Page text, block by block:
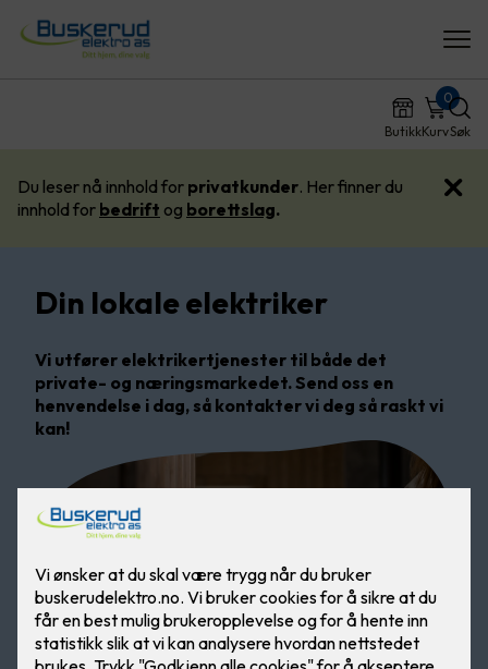
ButikkKurv
0
Søk
Du leser nå innhold for privatkunder. Her finner du
innhold for bedrift og borettslag.
Din lokale elektriker
Vi utfører elektrikertjenester til både det
private- og næringsmarkedet. Send oss en
henvendelse i dag, så kontakter vi deg så raskt vi
kan!